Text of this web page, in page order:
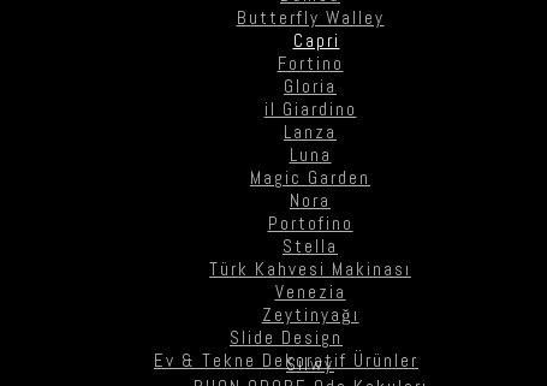
Butterfly Walley
Capri
Fortino
Gloria
il Giardino
Lanza
Luna
Magic Garden
Nora
Portofino
Stella
Türk Kahvesi Makinası
Venezia
Zeytinyağı
Slide Design
Ev & Tekne Dekoratif Ürünler
Silwy